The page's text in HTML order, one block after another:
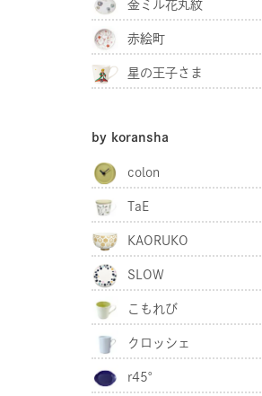
金ミル花丸紋
赤絵町
星の王子さま
by koransha
colon
TaE
KAORUKO
SLOW
こもれび
クロッシェ
r45°